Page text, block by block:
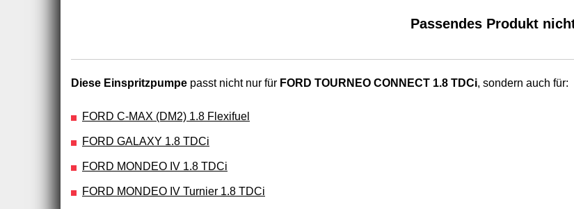
Passendes Produkt
Diese Einspritzpumpe passt nicht nur für FORD TOURNEO CONNECT 1.8 TDCi, sondern auch für:
FORD C-MAX (DM2) 1.8 Flexifuel
FORD GALAXY 1.8 TDCi
FORD MONDEO IV 1.8 TDCi
FORD MONDEO IV Turnier 1.8 TDCi